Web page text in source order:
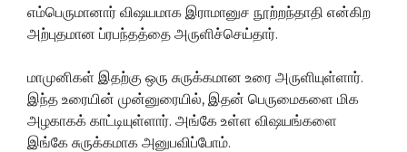
எம்பெருமானார் விஷயமாக இராமானுச நூற்றந்தாதி என்கிற
அற்புதமான ப்ரபந்தத்தை அருளிச்செய்தார்.
மாமுனிகள் இதற்கு ஒரு சுருக்கமான உரை அருளியுள்ளார்.
இந்த உரையின் முன்னுரையில், இதன் பெருமைகளை மிக
அழகாகக் காட்டியுள்ளார். அங்கே உள்ள விஷயங்களை
இங்கே சுருக்கமாக அனுபவிப்போம்.